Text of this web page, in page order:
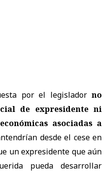
por el legislador no
de expresidente ni
asociadas a
desde el cese en
un expresidente que aún
pueda desarrollar